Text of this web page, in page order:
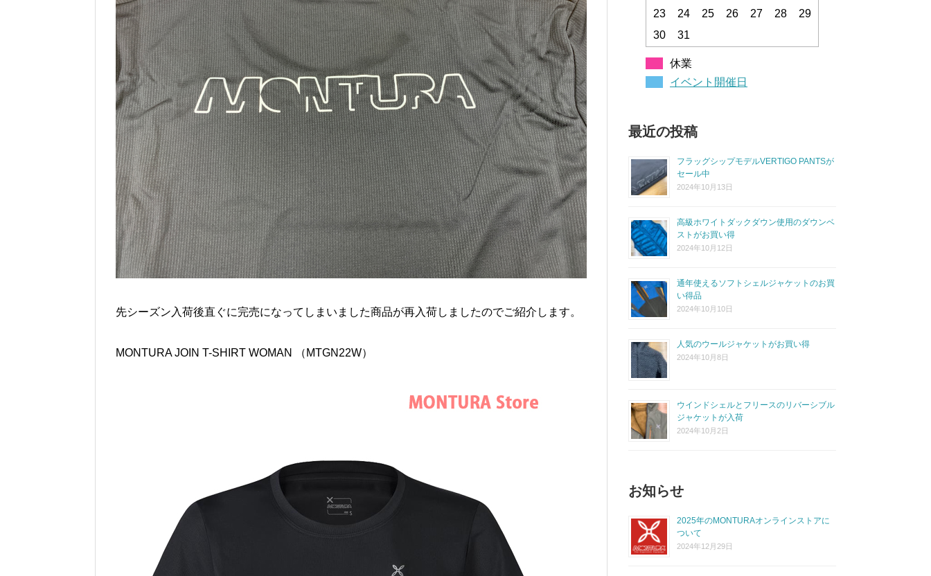
先シーズン入荷後直ぐに完売になってしまいました商品が再入荷しましたのでご紹介します。
MONTURA JOIN T-SHIRT WOMAN （MTGN22W）
23 24 25 26 27 28
29
30
31
休業
イベント開催日
最近の投稿
フラッグシップモデルVERTIGO PANTSが
セール中
2024年10月13日
高級ホワイトダックダウン使用のダウンベ
ストがお買い得
2024年10月12日
通年使えるソフトシェルジャケットのお買
い得品
2024年10月10日
人気のウールジャケットがお買い得
2024年10月8日
ウインドシェルとフリースのリバーシブル
ジャケットが入荷
2024年10月2日
お知らせ
2025年のMONTURAオンラインストアに
ついて
2024年12月29日